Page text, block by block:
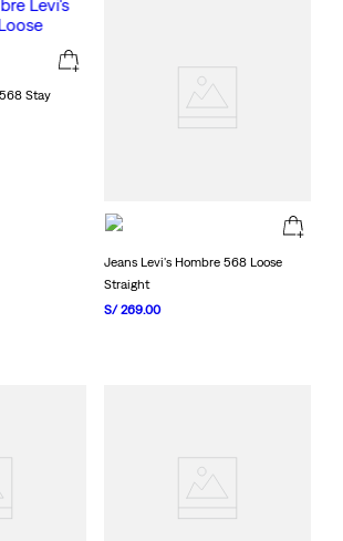
Stay
Jeans Levi's Hombre 568 Loose
Straight
S/ 269.00